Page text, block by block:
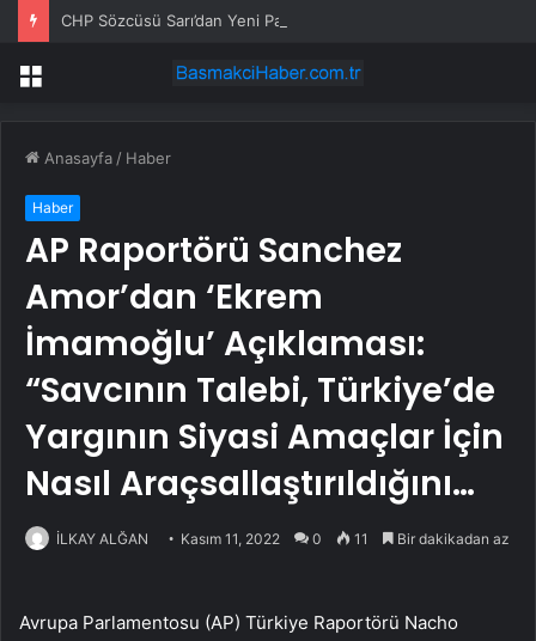
Menü
Anasayfa / Haber
Haber
AP Raportörü Sanchez
Amor’dan ‘Ekrem
İmamoğlu’ Açıklaması:
“Savcının Talebi, Türkiye’de
Yargının Siyasi Amaçlar İçin
Nasıl Araçsallaştırıldığını…
İLKAY ALĞAN Kasım 11, 2022 0 11 Bir dakikadan az
Avrupa Parlamentosu (AP) Türkiye Raportörü Nacho